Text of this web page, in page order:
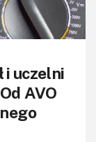
i uczelni
AVO